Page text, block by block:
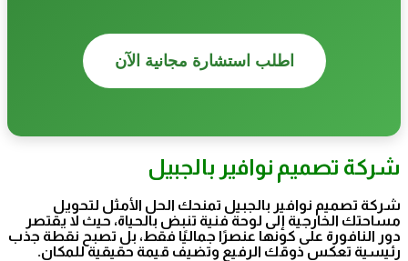
اطلب استشارة مجانية الآن
شركة تصميم نوافير بالجبيل
شركة تصميم نوافير بالجبيل تمنحك الحل الأمثل لتحويل
مساحتك الخارجية إلى لوحة فنية تنبض بالحياة، حيث لا يقتصر
دور النافورة على كونها عنصرًا جماليًا فقط، بل تصبح نقطة جذب
رئيسية تعكس ذوقك الرفيع وتضيف قيمة حقيقية للمكان.